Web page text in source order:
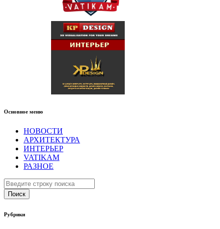
Основное меню
НОВОСТИ
АРХИТЕКТУРА
ИНТЕРЬЕР
VATIKAM
РАЗНОЕ
Поиск
Рубрики